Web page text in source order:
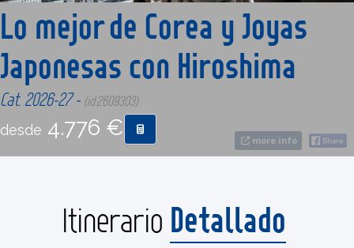
PROMOCIONES
COMPRAR
CONTACTO
more info
Lo mejor de Corea y Joyas
Japonesas con Hiroshima
Cat. 2026-27 - (id:2609303)
desde 4.776 €
Itinerario Detallado